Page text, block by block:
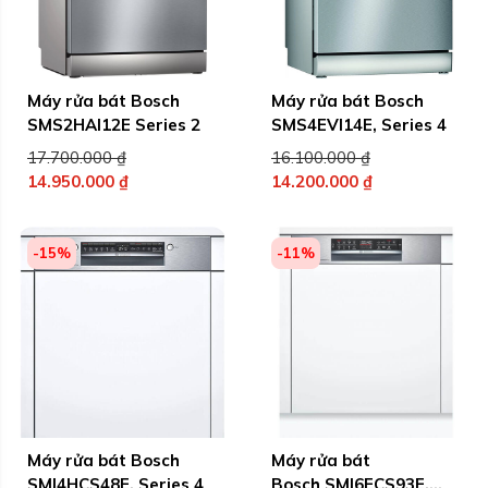
Máy rửa bát Bosch
SMS2HAI12E Series 2
17.700.000₫Giá
gốc
14.950.000 ₫
tại
là:
Máy rửa bát Bosch
SMS4EVI14E, Series 4
16.100.000₫Giá
gốc
16.100.000 ₫.
14.200.000 ₫
hiện
tại
là:
-15%
Máy rửa bát Bosch
-11%
Máy rửa bát